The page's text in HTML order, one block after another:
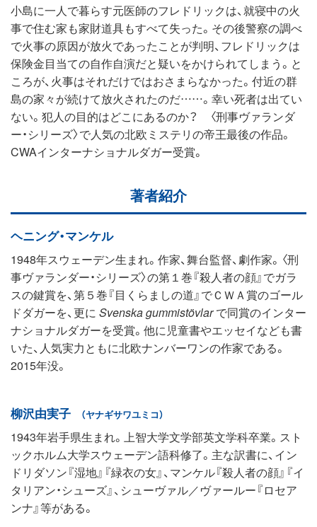
小島に一人で暮らす元医師のフレドリックは、就寝中の火
事で住む家も家財道具もすべて失った。その後警察の調べ
で火事の原因が放火であったことが判明、フレドリックは
保険金目当ての自作自演だと疑いをかけられてしまう。と
ころが、火事はそれだけではおさまらなかった。付近の群
島の家々が続けて放火されたのだ……。幸い死者は出てい
ない。犯人の目的はどこにあるのか？ 〈刑事ヴァランダ
ー・シリーズ〉で人気の北欧ミステリの帝王最後の作品。
CWAインターナショナルダガー受賞。
著者紹介
ヘニング・マンケル
1948年スウェーデン生まれ。作家、舞台監督、劇作家。〈刑
事ヴァランダー・シリーズ〉の第１巻『殺人者の顔』でガラ
スの鍵賞を、第５巻『目くらましの道』でＣＷＡ賞のゴール
ドダガーを、更に Svenska gummistövlarで同賞のインター
ナショナルダガーを受賞。他に児童書やエッセイなども書
いた、人気実力ともに北欧ナンバーワンの作家である。
2015年没。
柳沢由実子 （ヤナギサワユミコ）
1943年岩手県生まれ。上智大学文学部英文学科卒業。スト
ックホルム大学スウェーデン語科修了。主な訳書に、イン
ドリダソン『湿地』『緑衣の女』、マンケル『殺人者の顔』『イ
タリアン・シューズ』、シューヴァル／ヴァールー『ロセア
ンナ』等がある。